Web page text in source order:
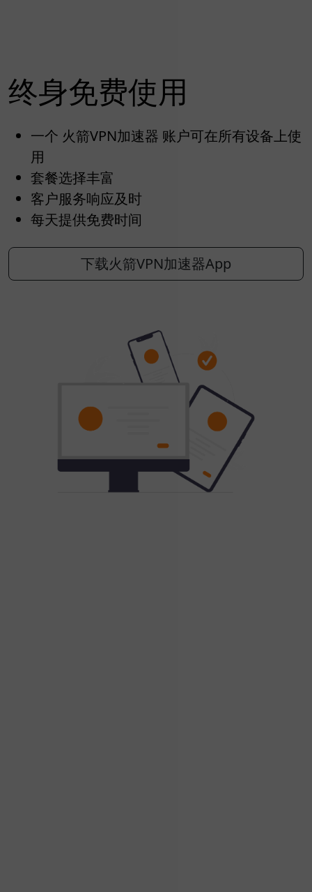
终身免费使用
一个 火箭VPN加速器 账户可在所有设备上使
用
套餐选择丰富
客户服务响应及时
每天提供免费时间
下载火箭VPN加速器App